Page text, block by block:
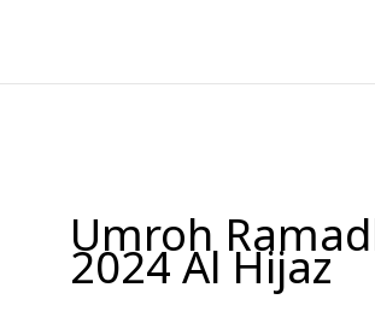
konten
Umroh
2024 Al Hijaz